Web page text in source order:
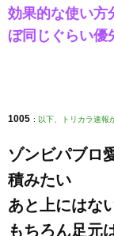
効果的な使い方
ぼ同じぐらい優
1005 : 以下、トリカラ速報
ゾンビパブロ
積みたい
あと上にはな
もちろん足元